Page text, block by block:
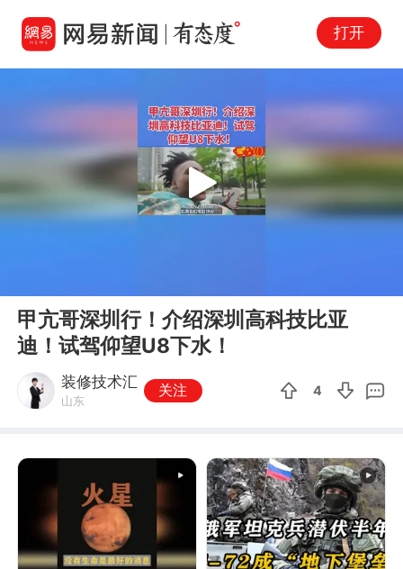
打开
Play
甲亢哥深圳行！介绍深圳高科技比亚
迪！试驾仰望U8下水！
装修技术汇
山东
关注 4